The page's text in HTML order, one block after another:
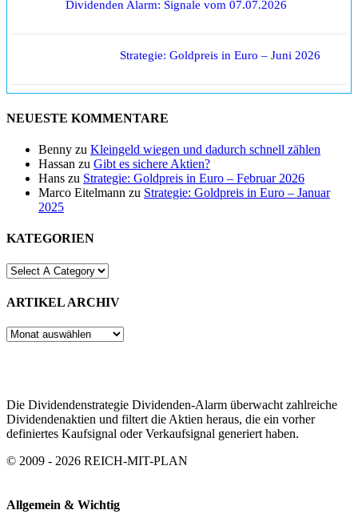
Dividenden Alarm: Signale vom 07.07.2026
Strategie: Goldpreis in Euro – Juni 2026
NEUESTE KOMMENTARE
Benny zu Kleingeld wiegen und dadurch schnell zählen
Hassan zu Gibt es sichere Aktien?
Hans zu Strategie: Goldpreis in Euro – Februar 2026
Marco Eitelmann zu Strategie: Goldpreis in Euro – Januar
2025
KATEGORIEN
ARTIKEL ARCHIV
ARTIKEL
Die Dividendenstrategie Dividenden-Alarm überwacht zahlreiche
Dividendenaktien und filtert die Aktien heraus, die ein vorher
definiertes Kaufsignal oder Verkaufsignal generiert haben.
© 2009 - 2026 REICH-MIT-PLAN
Allgemein & Wichtig